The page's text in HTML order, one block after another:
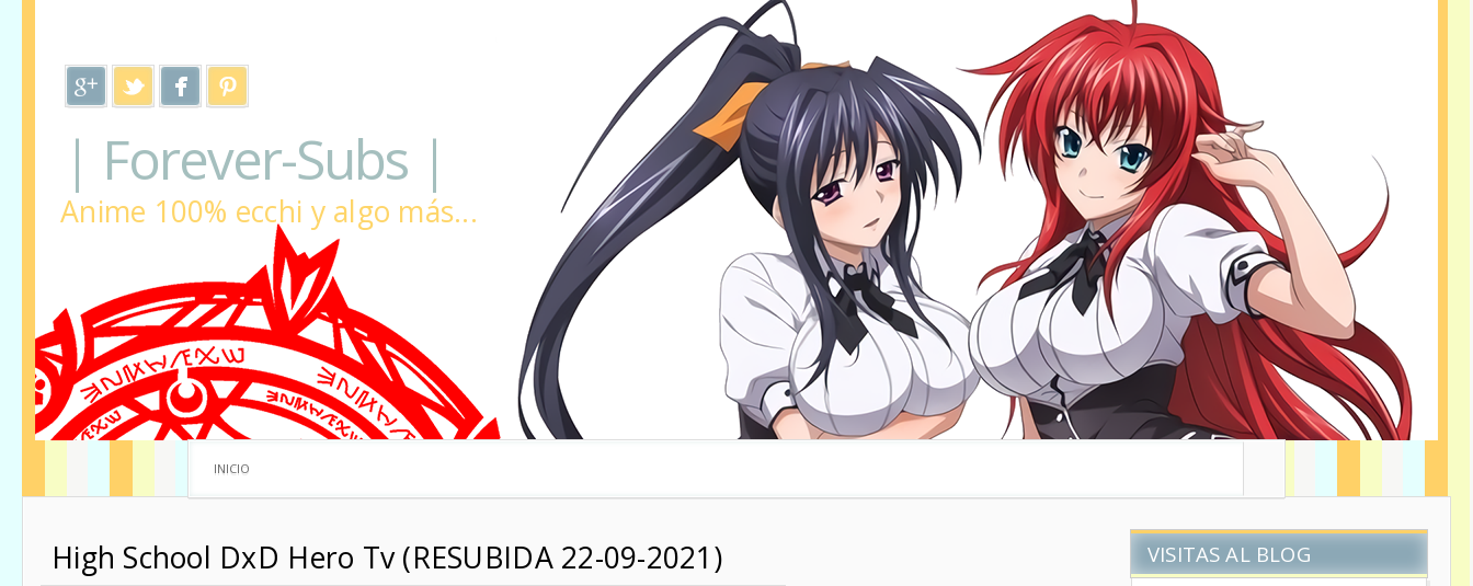
| Forever-Subs |
Anime 100% ecchi y algo más...
INICIO
High School DxD Hero Tv (RESUBIDA 22-09-2021) VISITAS AL BLOG